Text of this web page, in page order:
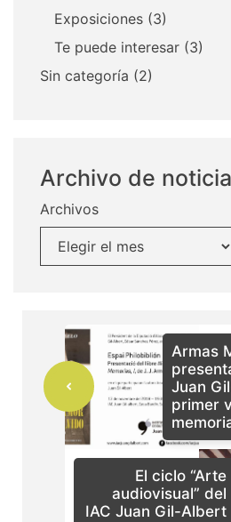
Exposiciones (3)
Te puede interesar (3)
Sin categoría (2)
Archivo de
Archivos
Armas
Juan
primer
El ciclo “Arte
audiovisual” del
IAC Juan Gil-Albert